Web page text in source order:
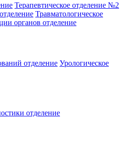
Терапевтическое отделение №2
Травматологическое
органов отделение
отделение Урологическое
отделение